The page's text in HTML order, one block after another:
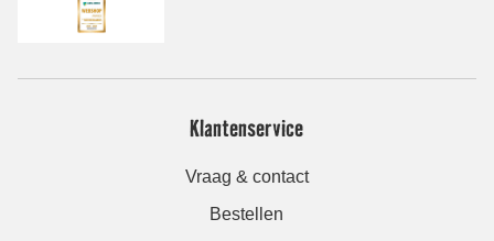
Klantenservice
Vraag & contact
Bestellen